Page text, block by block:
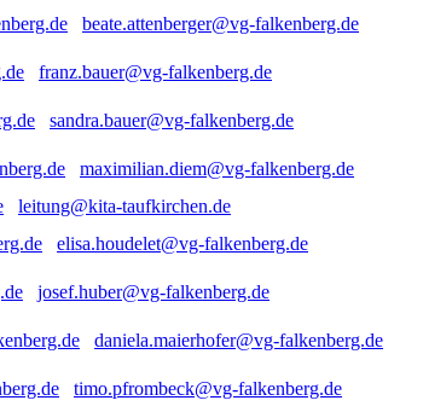
beate.attenberger@vg-falkenberg.de
franz.bauer@vg-falkenberg.de
sandra.bauer@vg-falkenberg.de
maximilian.diem@vg-falkenberg.de
leitung@kita-taufkirchen.de
elisa.houdelet@vg-falkenberg.de
josef.huber@vg-falkenberg.de
daniela.maierhofer@vg-falkenberg.de
timo.pfrombeck@vg-falkenberg.de